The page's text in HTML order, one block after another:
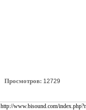
Просмотров: 12729
http://www.bisound.com/